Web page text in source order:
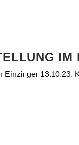
IM
Einzinger 13.10.23: